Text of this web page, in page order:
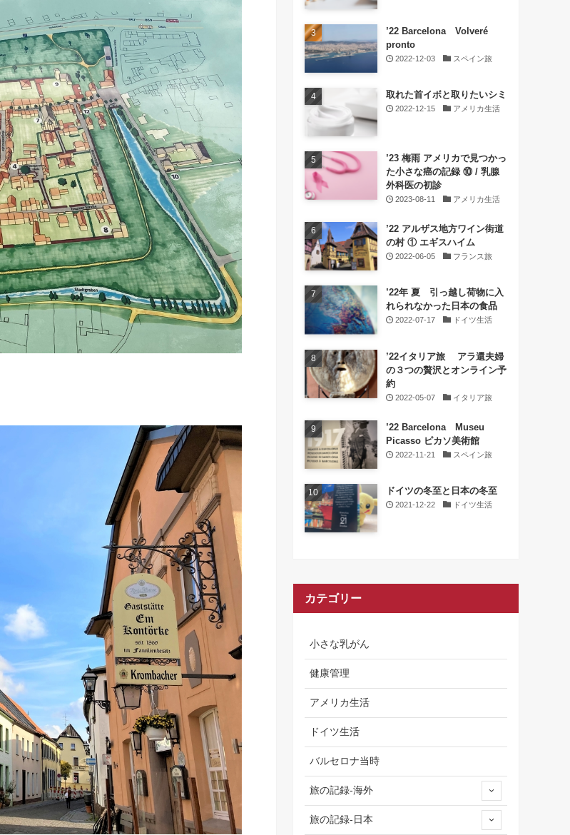
’22 Barcelona Volveré
pronto
2022-12-03 スペイン旅
取れた首イボと取りたいシミ
2022-12-15 アメリカ生活
’23 梅雨 アメリカで見つかっ
た小さな癌の記録 ⑩ / 乳腺
外科医の初診
2023-08-11 アメリカ生活
’22 アルザス地方ワイン街道
の村 ① エギスハイム
2022-06-05 フランス旅
’22年 夏 引っ越し荷物に入
れられなかった日本の食品
2022-07-17 ドイツ生活
’22イタリア旅 アラ還夫婦
の３つの贅沢とオンライン予
約
2022-05-07 イタリア旅
’22 Barcelona Museu
Picasso ピカソ美術館
2022-11-21 スペイン旅
ドイツの冬至と日本の冬至
2021-12-22 ドイツ生活
カテゴリー
小さな乳がん
健康管理
アメリカ生活
ドイツ生活
バルセロナ当時
旅の記録-海外
旅の記録-日本